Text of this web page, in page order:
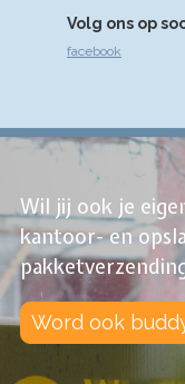
Volg ons op
facebook
Wil jij ook je
kantoor- en
Word ook